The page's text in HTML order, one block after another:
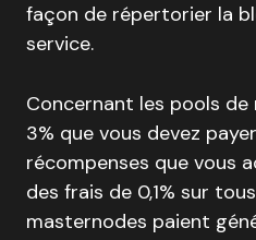
façon de répertorier la
service.
Concernant les pools de
3% que vous devez
récompenses que vous
des frais de 0,1% sur
masternodes paient